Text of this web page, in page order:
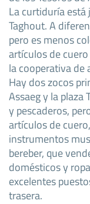
La curtiduría
Taghout. A
pero es menos
artículos de
la cooperativa de
Hay dos zocos
Assaeg y la plaza
y pescaderos,
artículos de
instrumentos
bereber, que
domésticos y
excelentes
trasera.